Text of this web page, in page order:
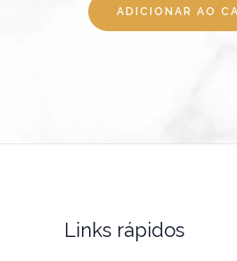
ADICIONAR AO
Links rápidos